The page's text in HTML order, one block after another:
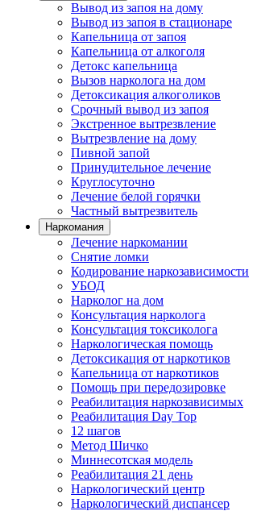
Вывод из запоя на дому
Вывод из запоя в стационаре
Капельница от запоя
Капельница от алкоголя
Детокс капельница
Вызов нарколога на дом
Детоксикация алкоголиков
Срочный вывод из запоя
Экстренное вытрезвление
Вытрезвление на дому
Пивной запой
Принудительное лечение
Круглосуточно
Лечение белой горячки
Частный вытрезвитель
Наркомания
Лечение наркомании
Снятие ломки
Кодирование наркозависимости
УБОД
Нарколог на дом
Консультация нарколога
Консультация токсиколога
Наркологическая помощь
Детоксикация от наркотиков
Капельница от наркотиков
Помощь при передозировке
Реабилитация наркозависимых
Реабилитация Day Top
12 шагов
Метод Шичко
Миннесотская модель
Реабилитация 21 день
Наркологический центр
Наркологический диспансер